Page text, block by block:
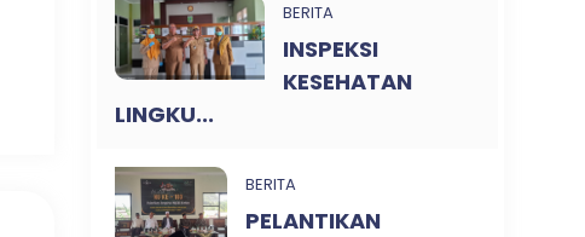
BERITA
INSPEKSI
KESEHATAN
LINGKU...
BERITA
PELANTIKAN